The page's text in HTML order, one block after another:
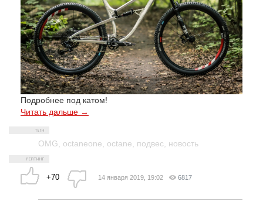
Подробнее под катом!
Читать дальше →
OMG octaneone octane подвес новость
+70 14 января 2019, 19:02 6817